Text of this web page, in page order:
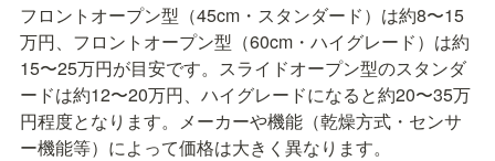
フロントオープン型（45cm・スタンダード）は約8〜15
万円、フロントオープン型（60cm・ハイグレード）は約
15〜25万円が目安です。スライドオープン型のスタンダ
ードは約12〜20万円、ハイグレードになると約20〜35万
円程度となります。メーカーや機能（乾燥方式・センサ
ー機能等）によって価格は大きく異なります。